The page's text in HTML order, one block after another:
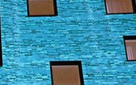
TEAM
SCIENTIFICO AUTORI CURATORI FOTOGRAFI